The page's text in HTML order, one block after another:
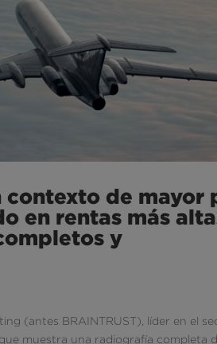
contexto de mayor
en rentas más
y
(antes BRAINTRUST), líder en el
muestra una radiografía completa